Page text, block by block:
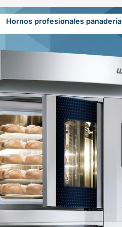
Hornos profesionales panadería
,Wiesheu